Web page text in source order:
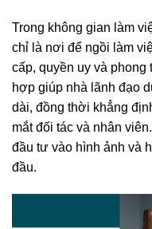
Trong không gian làm
chỉ là nơi để ngồi làm
cấp, quyền uy và phong
hợp giúp nhà lãnh đạo
dài, đồng thời khẳng
mắt đối tác và nhân
đầu tư vào hình ảnh và
đầu.